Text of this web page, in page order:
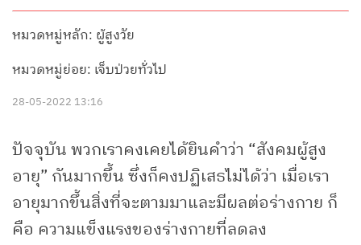
หมวดหมู่หลัก: ผู้สูงวัย
หมวดหมู่ย่อย: เจ็บป่วยทั่วไป
28-05-2022 13:16
ปัจจุบัน พวกเราคงเคยได้ยินคำว่า “สังคมผู้สูง
อายุ” กันมากขึ้น ซึ่งก็คงปฏิเสธไม่ได้ว่า เมื่อเรา
อายุมากขึ้นสิ่งที่จะตามมาและมีผลต่อร่างกาย ก็
คือ ความแข็งแรงของร่างกายที่ลดลง